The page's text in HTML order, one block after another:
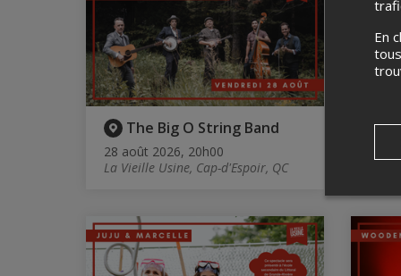
The Big O String Band
28 août 2026, 20h00
La Vieille Usine, Cap-d'Espoir, QC
29
En